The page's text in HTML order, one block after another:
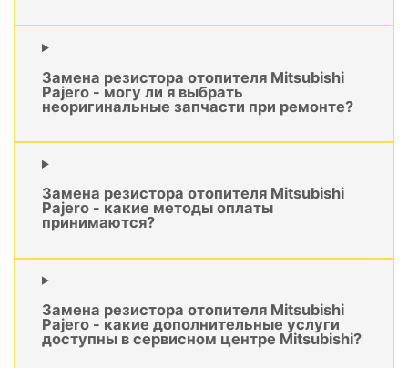
Замена резистора отопителя Mitsubishi
Pajero - могу ли я выбрать
неоригинальные запчасти при ремонте?
Замена резистора отопителя Mitsubishi
Pajero - какие методы оплаты
принимаются?
Замена резистора отопителя Mitsubishi
Pajero - какие дополнительные услуги
доступны в сервисном центре Mitsubishi?